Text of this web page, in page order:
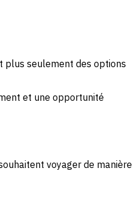
plus seulement des options
et une opportunité
voyager de manière